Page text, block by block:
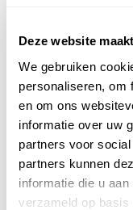
Deze website
We gebruiken
personaliseren, om
en om ons
informatie over uw
partners voor
partners kunnen
informatie die u
verzameld op